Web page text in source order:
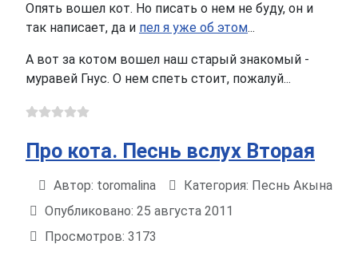
Опять вошел кот. Но писать о нем не буду, он и
так написает, да и пел я уже об этом...
А вот за котом вошел наш старый знакомый -
муравей Гнус. О нем спеть стоит, пожалуй...
Про кота. Песнь вслух Вторая
Автор: toromalina Категория: Песнь Акына
Опубликовано: 25 августа 2011
Просмотров: 3173